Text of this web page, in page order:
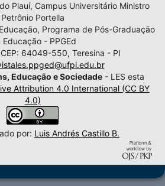
Piauí, Campus Universitário Ministro
Petrônio Portella
Programa de Pós-Graduação
Educação - PPGEd
64049-550, Teresina - PI
Educação e Sociedade - LES esta
Attribution 4.0 International (CC BY
4.0)
por: Luis Andrés Castillo B.